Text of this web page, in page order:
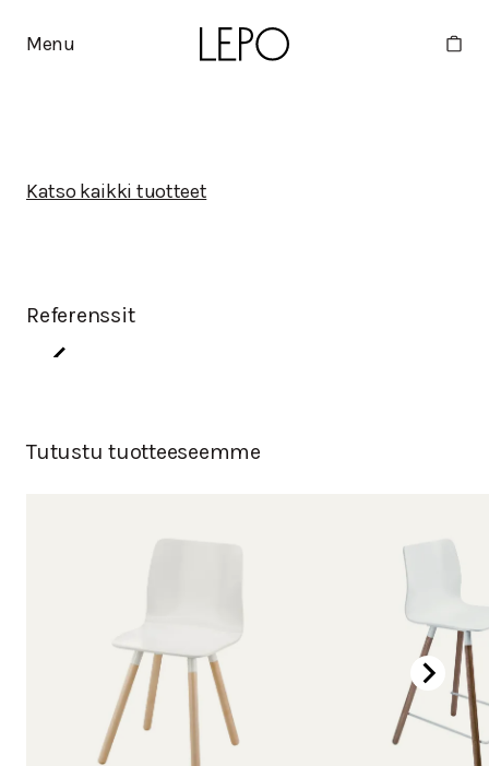
Menu
Katso kaikki tuotteet
Referenssit
Tutustu tuotteeseemme